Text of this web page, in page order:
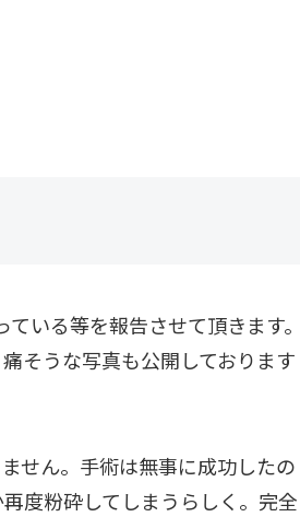
いる等を報告させて頂きます。
そうな写真も公開しております
せん。手術は無事に成功したの
度粉砕してしまうらしく。完全